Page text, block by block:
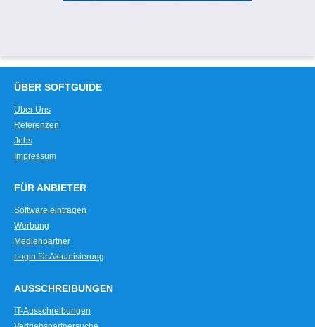
ÜBER SOFTGUIDE
Über Uns
Referenzen
Jobs
Impressum
FÜR ANBIETER
Software eintragen
Werbung
Medienpartner
Login für Aktualisierung
AUSSCHREIBUNGEN
IT-Ausschreibungen